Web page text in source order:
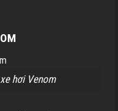
hơi Venom